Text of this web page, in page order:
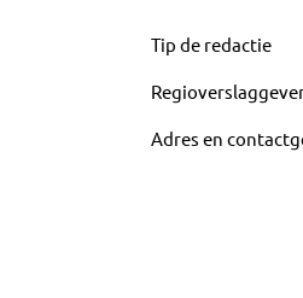
Tip de redactie
Adres en